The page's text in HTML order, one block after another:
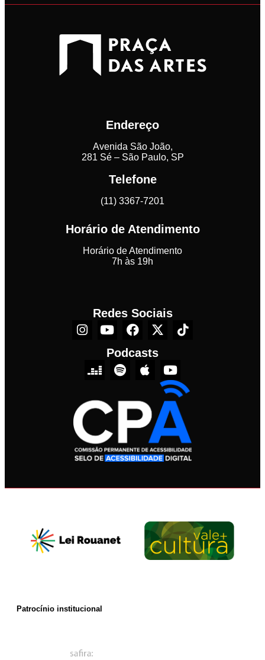
Endereço
Avenida São João,
281 Sé – São Paulo, SP
Telefone
(11) 3367-7201
Horário de Atendimento
Horário de Atendimento
7h às 19h
Redes Sociais
Podcasts
Patrocínio institucional